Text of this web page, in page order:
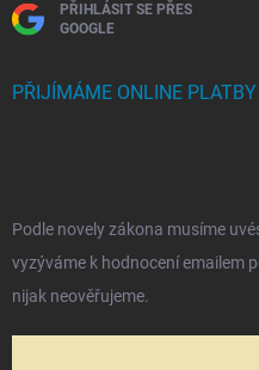
PŘIHLÁSIT SE PŘES
GOOGLE
PŘIJÍMÁME ONLINE PLATBY
Podle novely zákona musíme
vyzýváme k hodnocení emailem
nijak neověřujeme.